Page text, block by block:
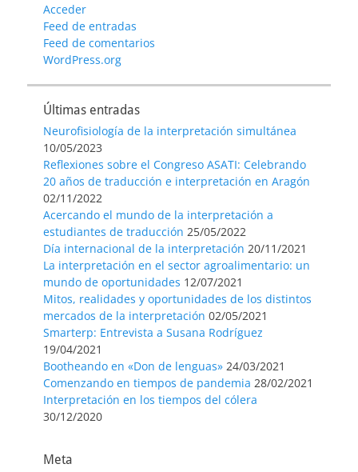
Acceder
Feed de entradas
Feed de comentarios
WordPress.org
Últimas entradas
Neurofisiología de la interpretación simultánea
10/05/2023
Reflexiones sobre el Congreso ASATI: Celebrando
20 años de traducción e interpretación en Aragón
02/11/2022
Acercando el mundo de la interpretación a
estudiantes de traducción 25/05/2022
Día internacional de la interpretación 20/11/2021
La interpretación en el sector agroalimentario: un
mundo de oportunidades 12/07/2021
Mitos, realidades y oportunidades de los distintos
mercados de la interpretación 02/05/2021
Smarterp: Entrevista a Susana Rodríguez
19/04/2021
Bootheando en «Don de lenguas» 24/03/2021
Comenzando en tiempos de pandemia 28/02/2021
Interpretación en los tiempos del cólera
30/12/2020
Meta